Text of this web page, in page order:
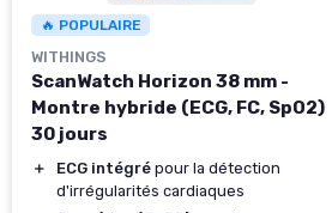
🔥 POPULAIRE
WITHINGS
ScanWatch Horizon 38 mm -
Montre hybride (ECG, FC, SpO2)
30 jours
＋ ECG intégré pour la détection
d'irrégularités cardiaques